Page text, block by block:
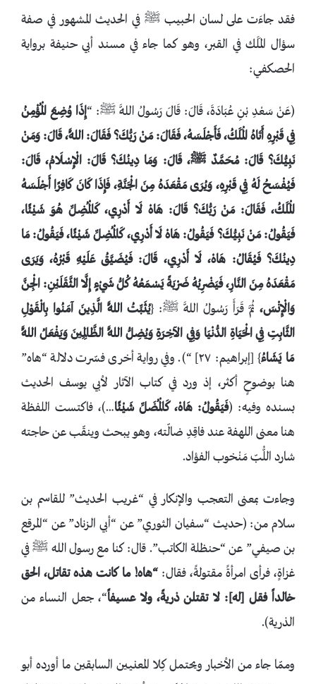
فقد جاءَت على لسان الحبيب ﷺ في الحديث المشهور في صفة
سؤال المَلَك في القبر، وهو كما جاء في مسند أبي حنيفة برواية
الحصكفي:
(عَنْ سَعْدِ بْنِ عُبَادَةَ، قَالَ: قَالَ رَسُولُ اللَّهِ ﷺ: “إِذَا وُضِعَ الْمُؤْمِنُ
فِي قَبْرِهِ أَتَاهُ الْمَلَكُ، فَأَجْلَسَهُ، فَقَالَ: مَنْ رَبُّكَ؟ فَقَالَ: اللَّهُ، قَالَ: وَمَنْ
نَبِيُّكَ؟ قَالَ: مُحَمَّدٌ ﷺ، قَالَ: وَمَا دِينُكَ؟ قَالَ: الْإِسْلَامُ، قَالَ:
فَيُفْسَحُ لَهُ فِي قَبْرِهِ، وَيُرَى مَقْعَدَهُ مِنَ الْجَنَّةِ، فَإِذَا كَانَ كَافِرًا أَجْلَسَهُ
الْمَلَكُ، فَقَالَ: مَنْ رَبُّكَ؟ قَالَ: ‌هَاهْ لَا أَدْرِي، كَالْمُضِلِّ هُوَ شَيْئًا،
فَيَقُولُ: مَنْ نَبِيُّكَ؟ فَيَقُولُ: ‌هَاهْ لَا أَدْرِي، كَالْمُضِلِّ شَيْئًا، فَيَقُولُ: مَا
دِينُكَ؟ فَيُقَالُ: ‌هَاهْ، لَا أَدْرِي، قَالَ: فَيُضَيَّقُ عَلَيْهِ قَبْرُهُ، وَيَرَى
مَقْعَدَهُ مِنَ النَّارِ، فَيَضْرِبُهُ ضَرْبَةً يَسْمَعُهُ كُلُّ شَيْءٍ إِلَّا الثَّقَلَيْنِ: الْجِنَّ
وَالْإِنْسَ، ثُمَّ قَرَأَ رَسُولُ اللَّهِ ﷺ: {يُثَبِّتُ اللَّهُ الَّذِينَ آمَنُوا بِالْقَوْلِ
الثَّابِتِ فِي الْحَيَاةِ الدُّنْيَا وَفِي الآخِرَةِ وَيُضِلُّ اللَّهُ الظَّالِمِينَ وَيَفْعَلُ اللَّهُ
مَا يَشَاءُ
} [إبراهيم: ٢٧] “). وفي رواية أخرى فسّرت دلالة “هاه”
هنا بوضوحٍ أكثر، إذ ورد في كتاب الآثار لأبي يوسف الحديث
بسنده وفيه: (فَيَقُولُ: ‌هَاهْ، كَالْمُضَلِّ شَيْئًا…)، فاكتست اللفظة
هنا معنى اللهفة عند فاقِدِ ضالّته، وهو يبحث وينقّب عن حاجته
شارد اللُّبّ مَنْخوب الفؤاد.
وجاءت بمعنى التعجب والإنكار في “غريب الحديث” للقاسم بن
سلام من: (حديث “سفيان الثوري” عن “أبي الزناد” عن “المرقع
بن صيفي” عن “حنظلة الكاتب”. قال: كنا مع رسول الله ﷺ في
غزاةٍ، فرأى امرأةً مقتولةً، فقال:“‌هاه! ما كانت هذه تقاتل، الحق
خالداً فقل [له]: لا تقتلن ذريةً، ولا عسيفاً“، جعل النساء من
الذرية).
وممّا جاء من الأخبار ويحتمل كِلا المعنيين السابقين ما أورده أبو